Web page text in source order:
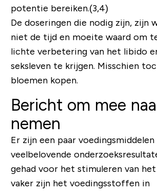
potentie bereiken.(3,4)
De doseringen die nodig zijn, zijn
niet de tijd en moeite waard om
lichte verbetering van het libido
seksleven te krijgen. Misschien
bloemen kopen.
Bericht om mee
nemen
Er zijn een paar voedingsmiddelen
veelbelovende
gehad voor het stimuleren van
vaker zijn het voedingsstoffen in